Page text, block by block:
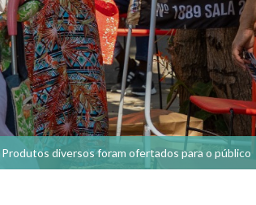
Produtos diversos foram ofertados para o público